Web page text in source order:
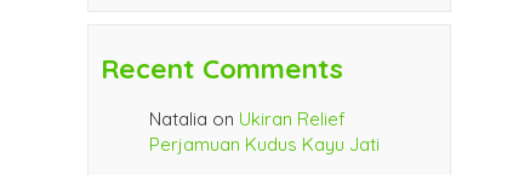
Recent Comments
Natalia on Ukiran Relief
Perjamuan Kudus Kayu Jati